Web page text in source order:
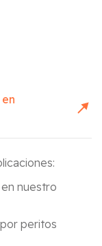
nuestro
peritos